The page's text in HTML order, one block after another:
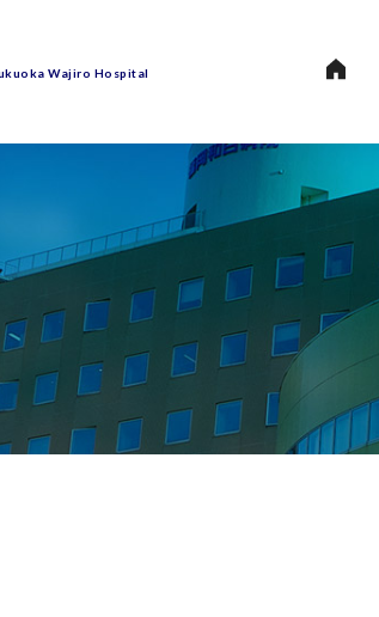
Wajiro Hospital
Wajiro Hospital